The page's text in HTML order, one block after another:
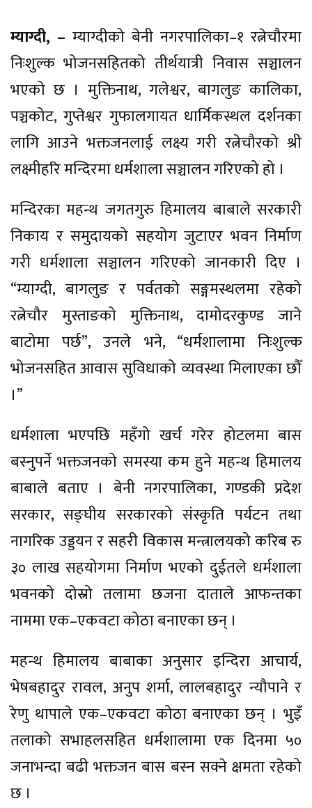
म्याग्दी, – म्याग्दीको बेनी नगरपालिका–१ रत्नेचौरमा
निःशुल्क भोजनसहितको तीर्थयात्री निवास सञ्चालन
भएको छ । मुक्तिनाथ, गलेश्वर, बागलुङ कालिका,
पञ्चकोट, गुप्तेश्वर गुफालगायत धार्मिकस्थल दर्शनका
लागि आउने भक्तजनलाई लक्ष्य गरी रत्नेचौरको श्री
लक्ष्मीहरि मन्दिरमा धर्मशाला सञ्चालन गरिएको हो ।
मन्दिरका महन्थ जगतगुरु हिमालय बाबाले सरकारी
निकाय र समुदायको सहयोग जुटाएर भवन निर्माण
गरी धर्मशाला सञ्चालन गरिएको जानकारी दिए ।
“म्याग्दी, बागलुङ र पर्वतको सङ्गमस्थलमा रहेको
रत्नेचौर मुस्ताङको मुक्तिनाथ, दामोदरकुण्ड जाने
बाटोमा पर्छ”, उनले भने, “धर्मशालामा निःशुल्क
भोजनसहित आवास सुविधाको व्यवस्था मिलाएका छौँ
।”
धर्मशाला भएपछि महँगो खर्च गरेर होटलमा बास
बस्नुपर्ने भक्तजनको समस्या कम हुने महन्थ हिमालय
बाबाले बताए । बेनी नगरपालिका, गण्डकी प्रदेश
सरकार, सङ्घीय सरकारको संस्कृति पर्यटन तथा
नागरिक उड्डयन र सहरी विकास मन्त्रालयको करिब रु
३० लाख सहयोगमा निर्माण भएको दुईतले धर्मशाला
भवनको दोस्रो तलामा छजना दाताले आफन्तका
नाममा एक–एकवटा कोठा बनाएका छन् ।
महन्थ हिमालय बाबाका अनुसार इन्दिरा आचार्य,
भेषबहादुर रावल, अनुप शर्मा, लालबहादुर न्यौपाने र
रेणु थापाले एक–एकवटा कोठा बनाएका छन् । भुइँ
तलाको सभाहलसहित धर्मशालामा एक दिनमा ५०
जनाभन्दा बढी भक्तजन बास बस्न सक्ने क्षमता रहेको
छ ।